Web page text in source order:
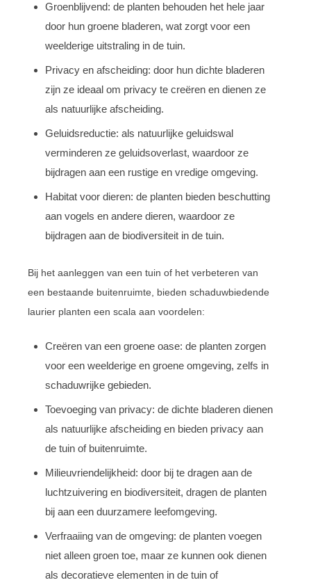
Groenblijvend: de planten behouden het hele jaar
door hun groene bladeren, wat zorgt voor een
weelderige uitstraling in de tuin.
Privacy en afscheiding: door hun dichte bladeren
zijn ze ideaal om privacy te creëren en dienen ze
als natuurlijke afscheiding.
Geluidsreductie: als natuurlijke geluidswal
verminderen ze geluidsoverlast, waardoor ze
bijdragen aan een rustige en vredige omgeving.
Habitat voor dieren: de planten bieden beschutting
aan vogels en andere dieren, waardoor ze
bijdragen aan de biodiversiteit in de tuin.
Bij het aanleggen van een tuin of het verbeteren van
een bestaande buitenruimte, bieden schaduwbiedende
laurier planten een scala aan voordelen:
Creëren van een groene oase: de planten zorgen
voor een weelderige en groene omgeving, zelfs in
schaduwrijke gebieden.
Toevoeging van privacy: de dichte bladeren dienen
als natuurlijke afscheiding en bieden privacy aan
de tuin of buitenruimte.
Milieuvriendelijkheid: door bij te dragen aan de
luchtzuivering en biodiversiteit, dragen de planten
bij aan een duurzamere leefomgeving.
Verfraaiing van de omgeving: de planten voegen
niet alleen groen toe, maar ze kunnen ook dienen
als decoratieve elementen in de tuin of